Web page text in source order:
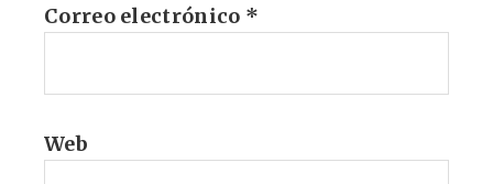
Correo electrónico *
Web